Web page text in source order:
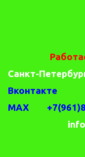
Санкт-
Вконтакте
MAX